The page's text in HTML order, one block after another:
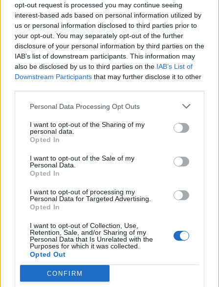
opt-out request is processed you may continue seeing
interest-based ads based on personal information utilized by
us or personal information disclosed to third parties prior to
your opt-out. You may separately opt-out of the further
disclosure of your personal information by third parties on the
IAB’s list of downstream participants. This information may
also be disclosed by us to third parties on the IAB’s List of
Downstream Participants that may further disclose it to other
Personal Data Processing Opt Outs
I want to opt-out of the Sharing of my
personal data.
Opted In
I want to opt-out of the Sale of my
Personal Data.
Opted In
I want to opt-out of processing my
Personal Data for Targeted Advertising.
Opted In
I want to opt-out of Collection, Use,
Retention, Sale, and/or Sharing of my
Personal Data that Is Unrelated with the
Purposes for which it was collected.
Opted Out
CONFIRM
Il Latte Dolce prende Dumani dalla Torres,
Mascia, Sorgente, Lopes, Limberti e Cherchi
gli altri acquisti
8 Ago 2026
Il Monastir riparte dai pilastri Masia, Pinna e
Aloia, il primo acquisto è Loru
7 Ago 2026
Latte Dolce, che rivoluzione: addio a 23
giocatori della scorsa stagione
9 Ago 2024
Carlucci, Bevilacqua, Solinas, Souare e Galic
7 Ago 2026